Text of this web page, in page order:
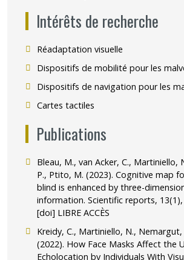
Intérêts de recherche
Réadaptation visuelle
Dispositifs de mobilité pour les
Dispositifs de navigation pour les
Cartes tactiles
Publications
Bleau, M., van Acker, C., Martiniello,
P., Ptito, M. (2023). Cognitive map
blind is enhanced by three-
information. Scientific reports, 13(1),
[doi] LIBRE ACCÈS
Kreidy, C., Martiniello, N., Nemargut,
(2022). How Face Masks Affect the
Echolocation by Individuals With